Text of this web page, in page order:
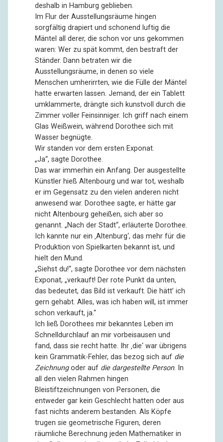
deshalb in Hamburg geblieben.
Im Flur der Ausstellungsräume hingen
sorgfältig drapiert und schonend luftig die
Mäntel all derer, die schon vor uns gekommen
waren: Wer zu spät kommt, den bestraft der
Ständer. Dann betraten wir die
Ausstellungsräume, in denen so viele
Menschen umherirrten, wie die Fülle der Mäntel
hatte erwarten lassen. Jemand, der ein Tablett
umklammerte, drängte sich kunstvoll durch die
Zimmer voller Feinsinniger. Ich griff nach einem
Glas Weißwein, während Dorothee sich mit
Wasser begnügte.
Wir standen vor dem ersten Exponat.
„Ja“, sagte Dorothee.
Das war immerhin ein Anfang. Der ausgestellte
Künstler hieß Altenbourg und war tot, weshalb
er im Gegensatz zu den vielen anderen nicht
anwesend war. Dorothee sagte, er hätte gar
nicht Altenbourg geheißen, sich aber so
genannt. „Nach der Stadt“, erläuterte Dorothee.
Ich kannte nur ein ‚Altenburg‘, das mehr für die
Produktion von Spielkarten bekannt ist, und
hielt den Mund.
„Siehst du!“, sagte Dorothee vor dem nächsten
Exponat, „verkauft! Der rote Punkt da unten,
das bedeutet, das Bild ist verkauft. Die hätt’ ich
gern gehabt. Alles, was ich haben will, ist immer
schon verkauft, ja.“
Ich ließ Dorothees mir bekanntes Leben im
Schnelldurchlauf an mir vorbeisausen und
fand, dass sie recht hatte. Ihr ‚die‘ war übrigens
kein Grammatik-Fehler, das bezog sich auf die
Zeichnungoder auf die dargestellte Person. In
all den vielen Rahmen hingen
Bleistiftzeichnungen von Personen, die
entweder gar kein Geschlecht hatten oder aus
fast nichts anderem bestanden. Als Köpfe
trugen sie geometrische Figuren, deren
räumliche Berechnung jeden Mathematiker in